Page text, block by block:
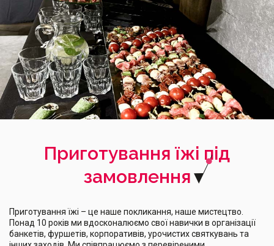
Приготування їжі під
замовлення
Приготування їжі – це наше покликання, наше мистецтво.
Понад 10 років ми вдосконалюємо свої навички в організації
банкетів, фуршетів, корпоративів, урочистих святкувань та